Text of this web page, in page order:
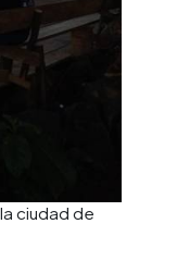
ciudad de